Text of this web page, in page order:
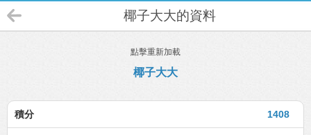
椰子大大的資料
點擊重新加載
椰子大大
1408
積分